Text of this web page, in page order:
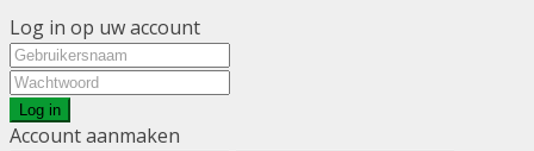
Log in op uw account
Log in
Account aanmaken